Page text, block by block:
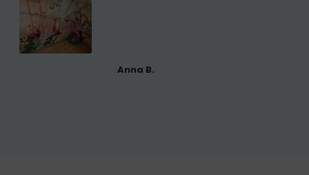
Anna B.